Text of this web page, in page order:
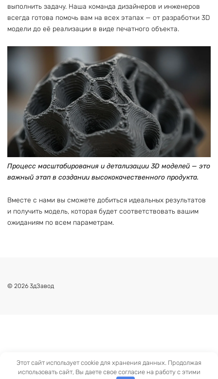
выполнить задачу. Наша команда дизайнеров и инженеров
всегда готова помочь вам на всех этапах — от разработки 3D
модели до её реализации в виде печатного объекта.
Процесс масштабирования и детализации 3D моделей — это
важный этап в создании высококачественного продукта.
Вместе с нами вы сможете добиться идеальных результатов
и получить модель, которая будет соответствовать вашим
ожиданиям по всем параметрам.
© 2026 3дЗавод
Этот сайт использует cookie для хранения данных. Продолжая
использовать сайт, Вы даете свое согласие на работу с этими